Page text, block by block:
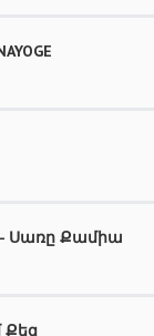
- Սառը Քամիա
Քեզ